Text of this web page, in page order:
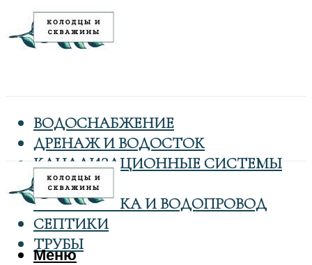
ВОДОСНАБЖЕНИЕ
ДРЕНАЖ И ВОДОСТОК
КАНАЛИЗАЦИОННЫЕ СИСТЕМЫ
КОЛОДЦЫ
САНТЕХНИКА И ВОДОПРОВОД
СЕПТИКИ
ТРУБЫ
Меню